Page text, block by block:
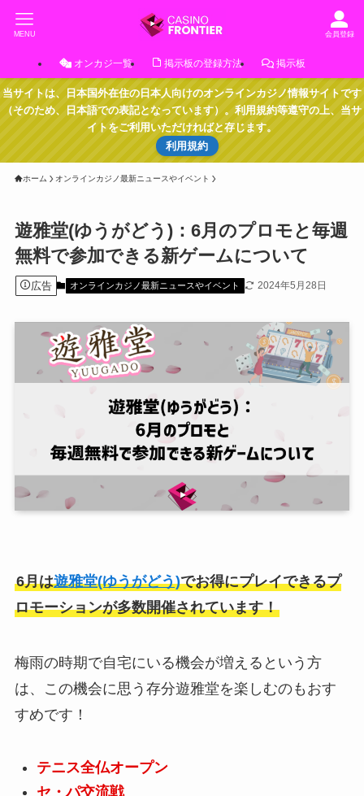
会員登録
MENU
オンカジ一覧 掲示板の登録方法 掲示板
当サイトは、日本国外在住の日本人向けのオンラインカジノ情報サイトです
（そのため、日本語での表記となっています）。利用規約等遵守の上、当サ
イトをご利用いただければと存じます。
利用規約
ホーム オンラインカジノ最新ニュースやイベント
遊雅堂(ゆうがどう)：6月のプロモと毎週
無料で参加できる新ゲームについて
広告 オンラインカジノ最新ニュースやイベント 2024年5月28日
6月は遊雅堂(ゆうがどう)でお得にプレイできるプ
ロモーションが多数開催されています！
梅雨の時期で自宅にいる機会が増えるという方
は、この機会に思う存分遊雅堂を楽しむのもおす
すめです！
テニス全仏オープン
セ・パ交流戦